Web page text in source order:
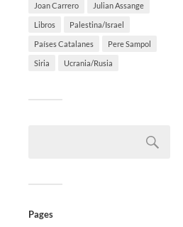
Joan Carrero Julian Assange
Libros Palestina/Israel
Países Catalanes Pere Sampol
Siria Ucrania/Rusia
Pages